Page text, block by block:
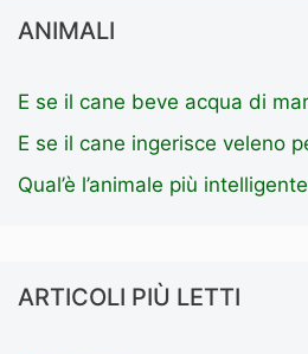
ANIMALI
E se il cane beve acqua di
E se il cane ingerisce veleno
Qual’è l’animale più
ARTICOLI PIÙ LETTI